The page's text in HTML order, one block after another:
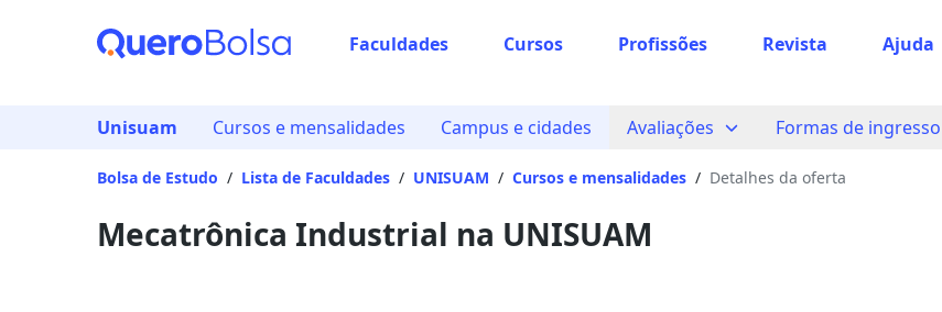
Faculdades Cursos Profissões Revista Ajuda
Unisuam Cursos e mensalidades Campus e cidades Avaliações Formas de ingresso
Bolsa de Estudo / Lista de Faculdades / UNISUAM / Cursos e mensalidades / Detalhes da oferta
Mecatrônica Industrial na UNISUAM